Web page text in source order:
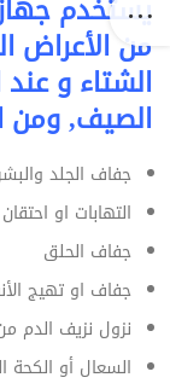
يستخدم
من
الشتاء و
‏‏الصيف‏, ومن
جفاف الجلد
التهابات او‎ ‎احتقان الجيوب الأنفية والصداع ‏
جفاف الحلق ‏
جفاف او تهيج
نزول نزيف الدم
السعال أو الكحة